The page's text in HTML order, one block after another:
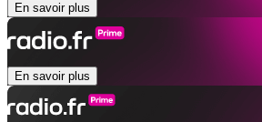
En savoir plus
En savoir plus